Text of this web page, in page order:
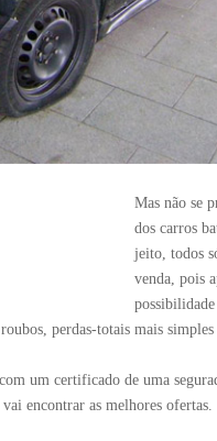
Mas não se
dos carros
jeito, todos
venda, pois
perdas-totais mais simples
um certificado de uma
encontrar as melhores ofertas.